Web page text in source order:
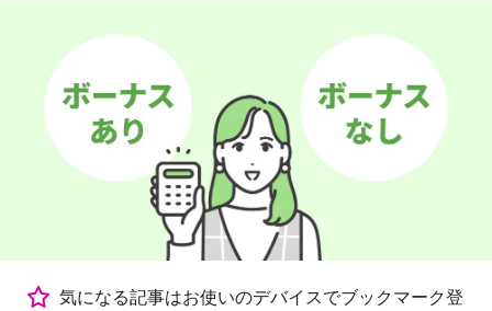
気になる記事はお使いのデバイスでブックマーク登